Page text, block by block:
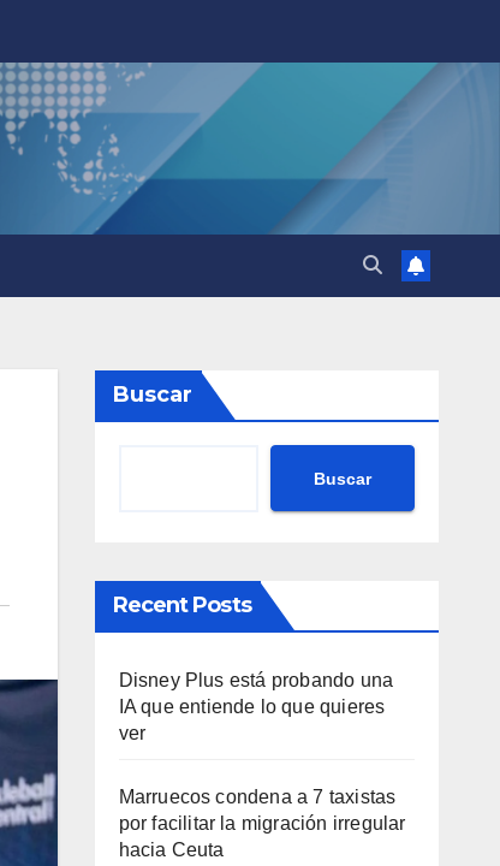
Buscar
Buscar
Recent Posts
Disney Plus está probando una
IA que entiende lo que quieres
ver
Marruecos condena a 7 taxistas
por facilitar la migración irregular
hacia Ceuta